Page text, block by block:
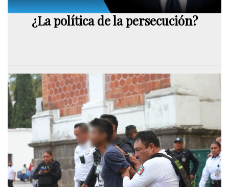
¿La política de la persecución?